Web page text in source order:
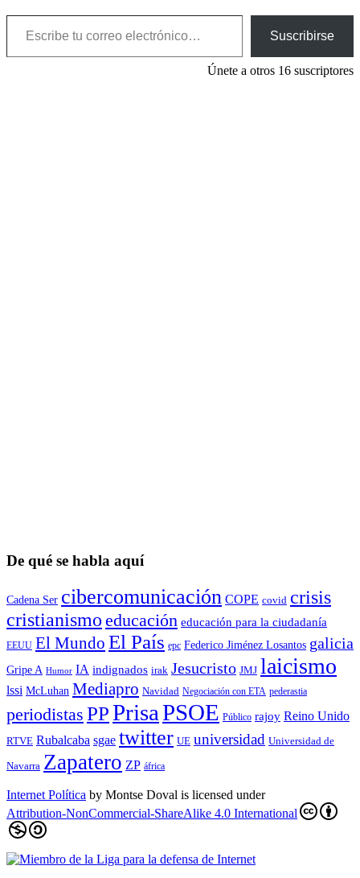
Escribe tu correo electrónico…
Suscribirse
Únete a otros 16 suscriptores
De qué se habla aquí
Cadena Ser cibercomunicación COPE covid crisis
cristianismo educación educación para la ciudadaní­a
EEUU El Mundo El País epc Federico Jiménez Losantos galicia
Gripe A Humor IA indignados irak Jesucristo JMJ laicismo
lssi McLuhan Mediapro Navidad Negociación con ETA pederastia
periodistas PPPrisaPSOE Público rajoy Reino Unido
RTVE Rubalcaba sgae twitter UE universidad Universidad de
Navarra Zapatero ZP áfrica
Internet Política by Montse Doval is licensed under
Attribution-NonCommercial-ShareAlike 4.0 International